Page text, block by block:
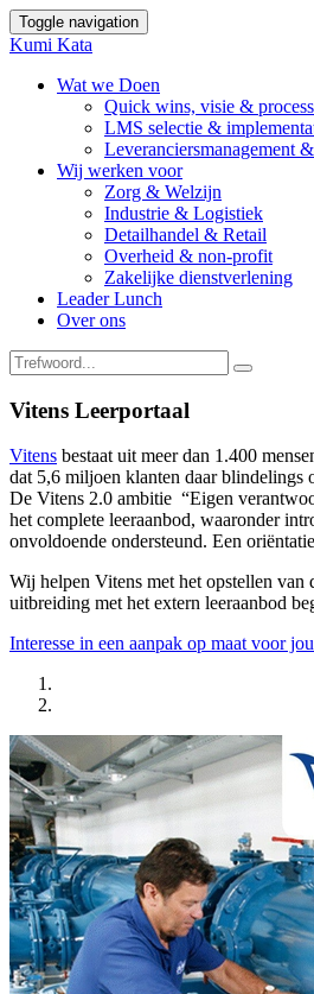
Toggle navigation
Kumi Kata
Wat we Doen
Quick wins, visie &
LMS selectie &
Leveranciersmanagement
Wij werken voor
Zorg & Welzijn
Industrie & Logistiek
Detailhandel & Retail
Overheid & non-profit
Zakelijke dienstverlening
Leader Lunch
Over ons
Vitens Leerportaal
Vitens bestaat uit meer dan 1.400
dat 5,6 miljoen klanten daar blindelings
De Vitens 2.0 ambitie “Eigen
het complete leeraanbod, waaronder
onvoldoende ondersteund. Een
Wij helpen Vitens met het opstellen van
uitbreiding met het extern leeraanbod
Interesse in een aanpak op maat voor